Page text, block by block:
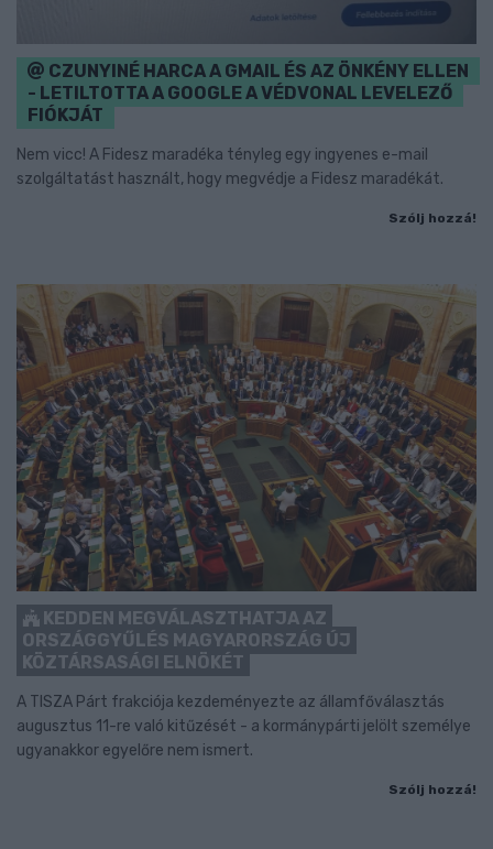
CZUNYINÉ HARCA A GMAIL ÉS AZ ÖNKÉNY ELLEN
- LETILTOTTA A GOOGLE A VÉDVONAL LEVELEZŐ
FIÓKJÁT
Nem vicc! A Fidesz maradéka tényleg egy ingyenes e-mail
szolgáltatást használt, hogy megvédje a Fidesz maradékát.
Szólj hozzá!
KEDDEN MEGVÁLASZTHATJA AZ
ORSZÁGGYŰLÉS MAGYARORSZÁG ÚJ
KÖZTÁRSASÁGI ELNÖKÉT
A TISZA Párt frakciója kezdeményezte az államfőválasztás
augusztus 11-re való kitűzését - a kormánypárti jelölt személye
ugyanakkor egyelőre nem ismert.
Szólj hozzá!